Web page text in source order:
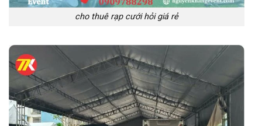
cho thuê rạp cưới hỏi giá rẻ